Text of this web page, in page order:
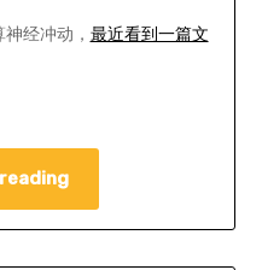
经冲动， 最近看到一篇文